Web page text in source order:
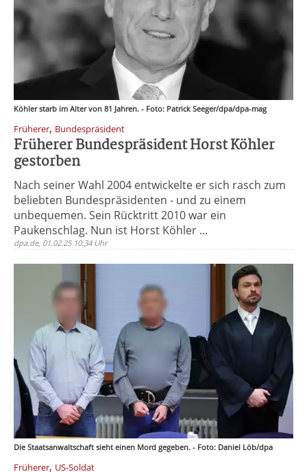
Köhler starb im Alter von 81 Jahren. - Foto: Patrick Seeger/dpa/dpa-mag
Früherer, Bundespräsident
Früherer Bundespräsident Horst Köhler
gestorben
Nach seiner Wahl 2004 entwickelte er sich rasch zum
beliebten Bundespräsidenten - und zu einem
unbequemen. Sein Rücktritt 2010 war ein
Paukenschlag. Nun ist Horst Köhler ...
dpa.de, 01.02.25 10:34 Uhr
Die Staatsanwaltschaft sieht einen Mord gegeben. - Foto: Daniel Löb/dpa
Früherer, US-Soldat